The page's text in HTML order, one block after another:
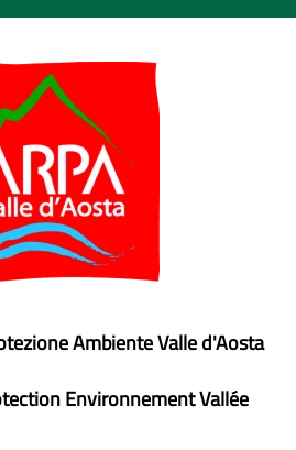
Ambiente Valle d'Aosta
Environnement Vallée